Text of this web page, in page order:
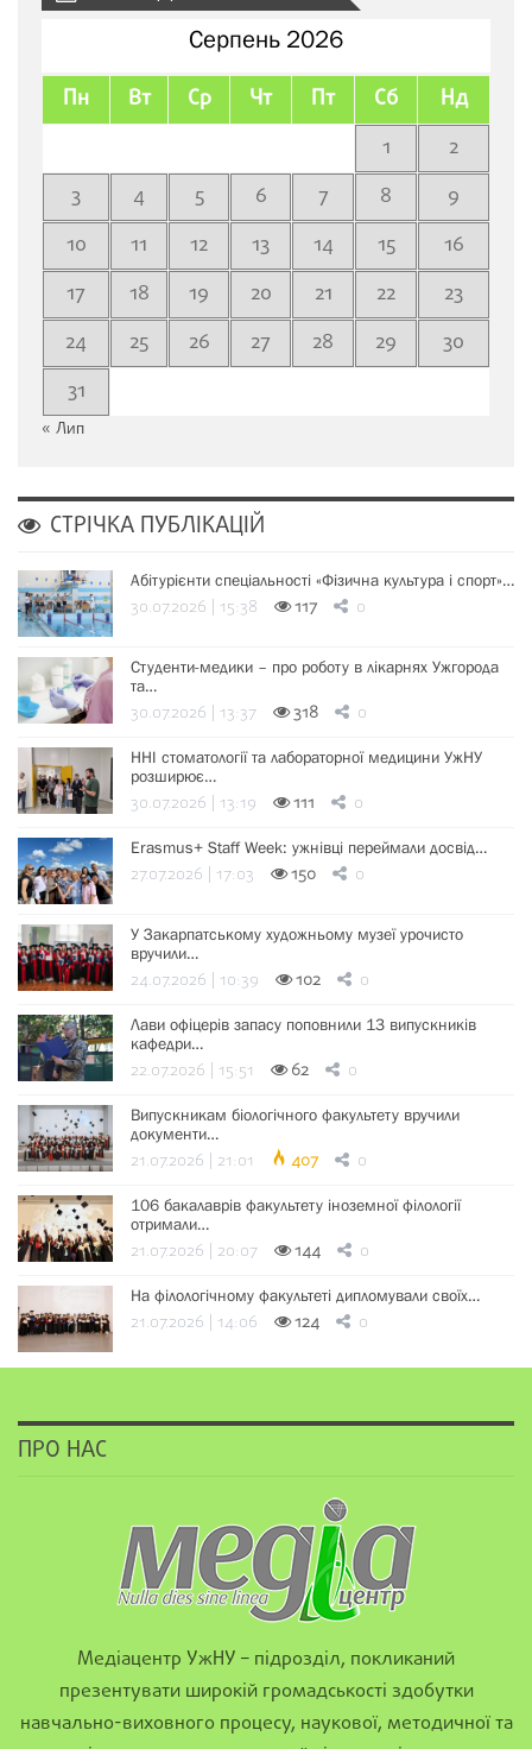
Серпень 2026
Пн Вт Ср Чт Пт Сб Нд
1
2
3
4 5 6 7 8
9
10
11 12 13 14 15
16
17
18 19 20 21 22
23
24
25 26 27 28 29
30
31
« Лип
СТРІЧКА ПУБЛІКАЦІЙ
Абітурієнти спеціальності «Фізична культура і спорт»…
30.07.2026 | 15:38 117 0
Студенти-медики – про роботу в лікарнях Ужгорода
та…
30.07.2026 | 13:37 318 0
ННІ стоматології та лабораторної медицини УжНУ
розширює…
30.07.2026 | 13:19 111 0
Erasmus+ Staff Week: ужнівці переймали досвід…
27.07.2026 | 17:03 150 0
У Закарпатському художньому музеї урочисто
вручили…
24.07.2026 | 10:39 102 0
Лави офіцерів запасу поповнили 13 випускників
кафедри…
22.07.2026 | 15:51 62 0
Випускникам біологічного факультету вручили
документи…
21.07.2026 | 21:01 407 0
106 бакалаврів факультету іноземної філології
отримали…
21.07.2026 | 20:07 144 0
На філологічному факультеті дипломували своїх…
21.07.2026 | 14:06 124 0
ПРО НАС
Медіацентр УжНУ – підрозділ, покликаний
презентувати широкій громадськості здобутки
навчально-виховного процесу, наукової, методичної та